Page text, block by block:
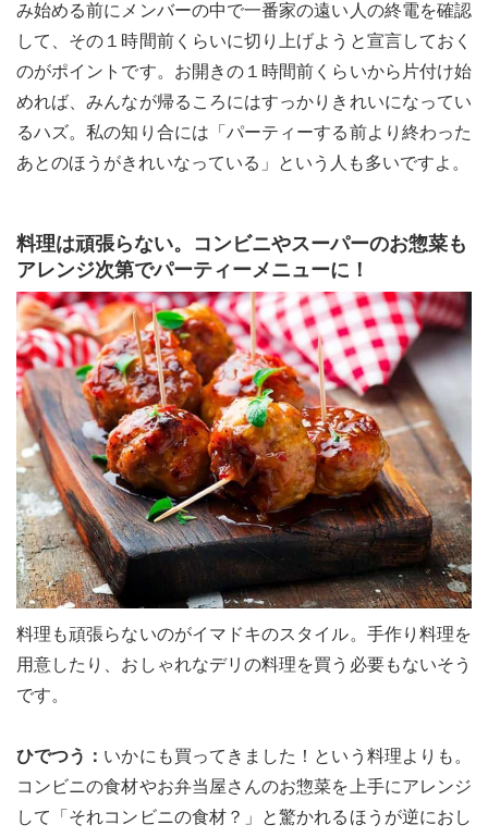
み始める前にメンバーの中で一番家の遠い人の終電を確認
して、その１時間前くらいに切り上げようと宣言しておく
のがポイントです。お開きの１時間前くらいから片付け始
めれば、みんなが帰るころにはすっかりきれいになってい
るハズ。私の知り合には「パーティーする前より終わった
あとのほうがきれいなっている」という人も多いですよ。
料理は頑張らない。コンビニやスーパーのお惣菜も
アレンジ次第でパーティーメニューに！
料理も頑張らないのがイマドキのスタイル。手作り料理を
用意したり、おしゃれなデリの料理を買う必要もないそう
です。
ひでつう： いかにも買ってきました！という料理よりも。
コンビニの食材やお弁当屋さんのお惣菜を上手にアレンジ
して「それコンビニの食材？」と驚かれるほうが逆におし